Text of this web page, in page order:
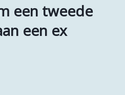
een tweede
een ex